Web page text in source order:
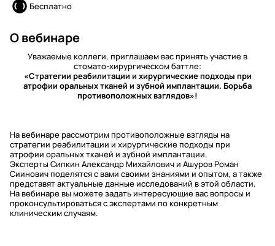
Бесплатно
О вебинаре
Уважаемые коллеги, приглашаем вас принять участие в
стомато-хирургическом баттле:
«Стратегии реабилитации и хирургические подходы при
атрофии оральных тканей и зубной имплантации. Борьба
противоположных взглядов»!
На вебинаре рассмотрим противоположные взгляды на
стратегии реабилитации и хирургические подходы при
атрофии оральных тканей и зубной имплантации.
Эксперты Сипкин Александр Михайлович и Ашуров Роман
Сиинович поделятся с вами своими знаниями и опытом, а также
представят актуальные данные исследований в этой области.
На вебинаре вы можете задать интересующие вас вопросы и
проконсультироваться с экспертами по конкретным
клиническим случаям.